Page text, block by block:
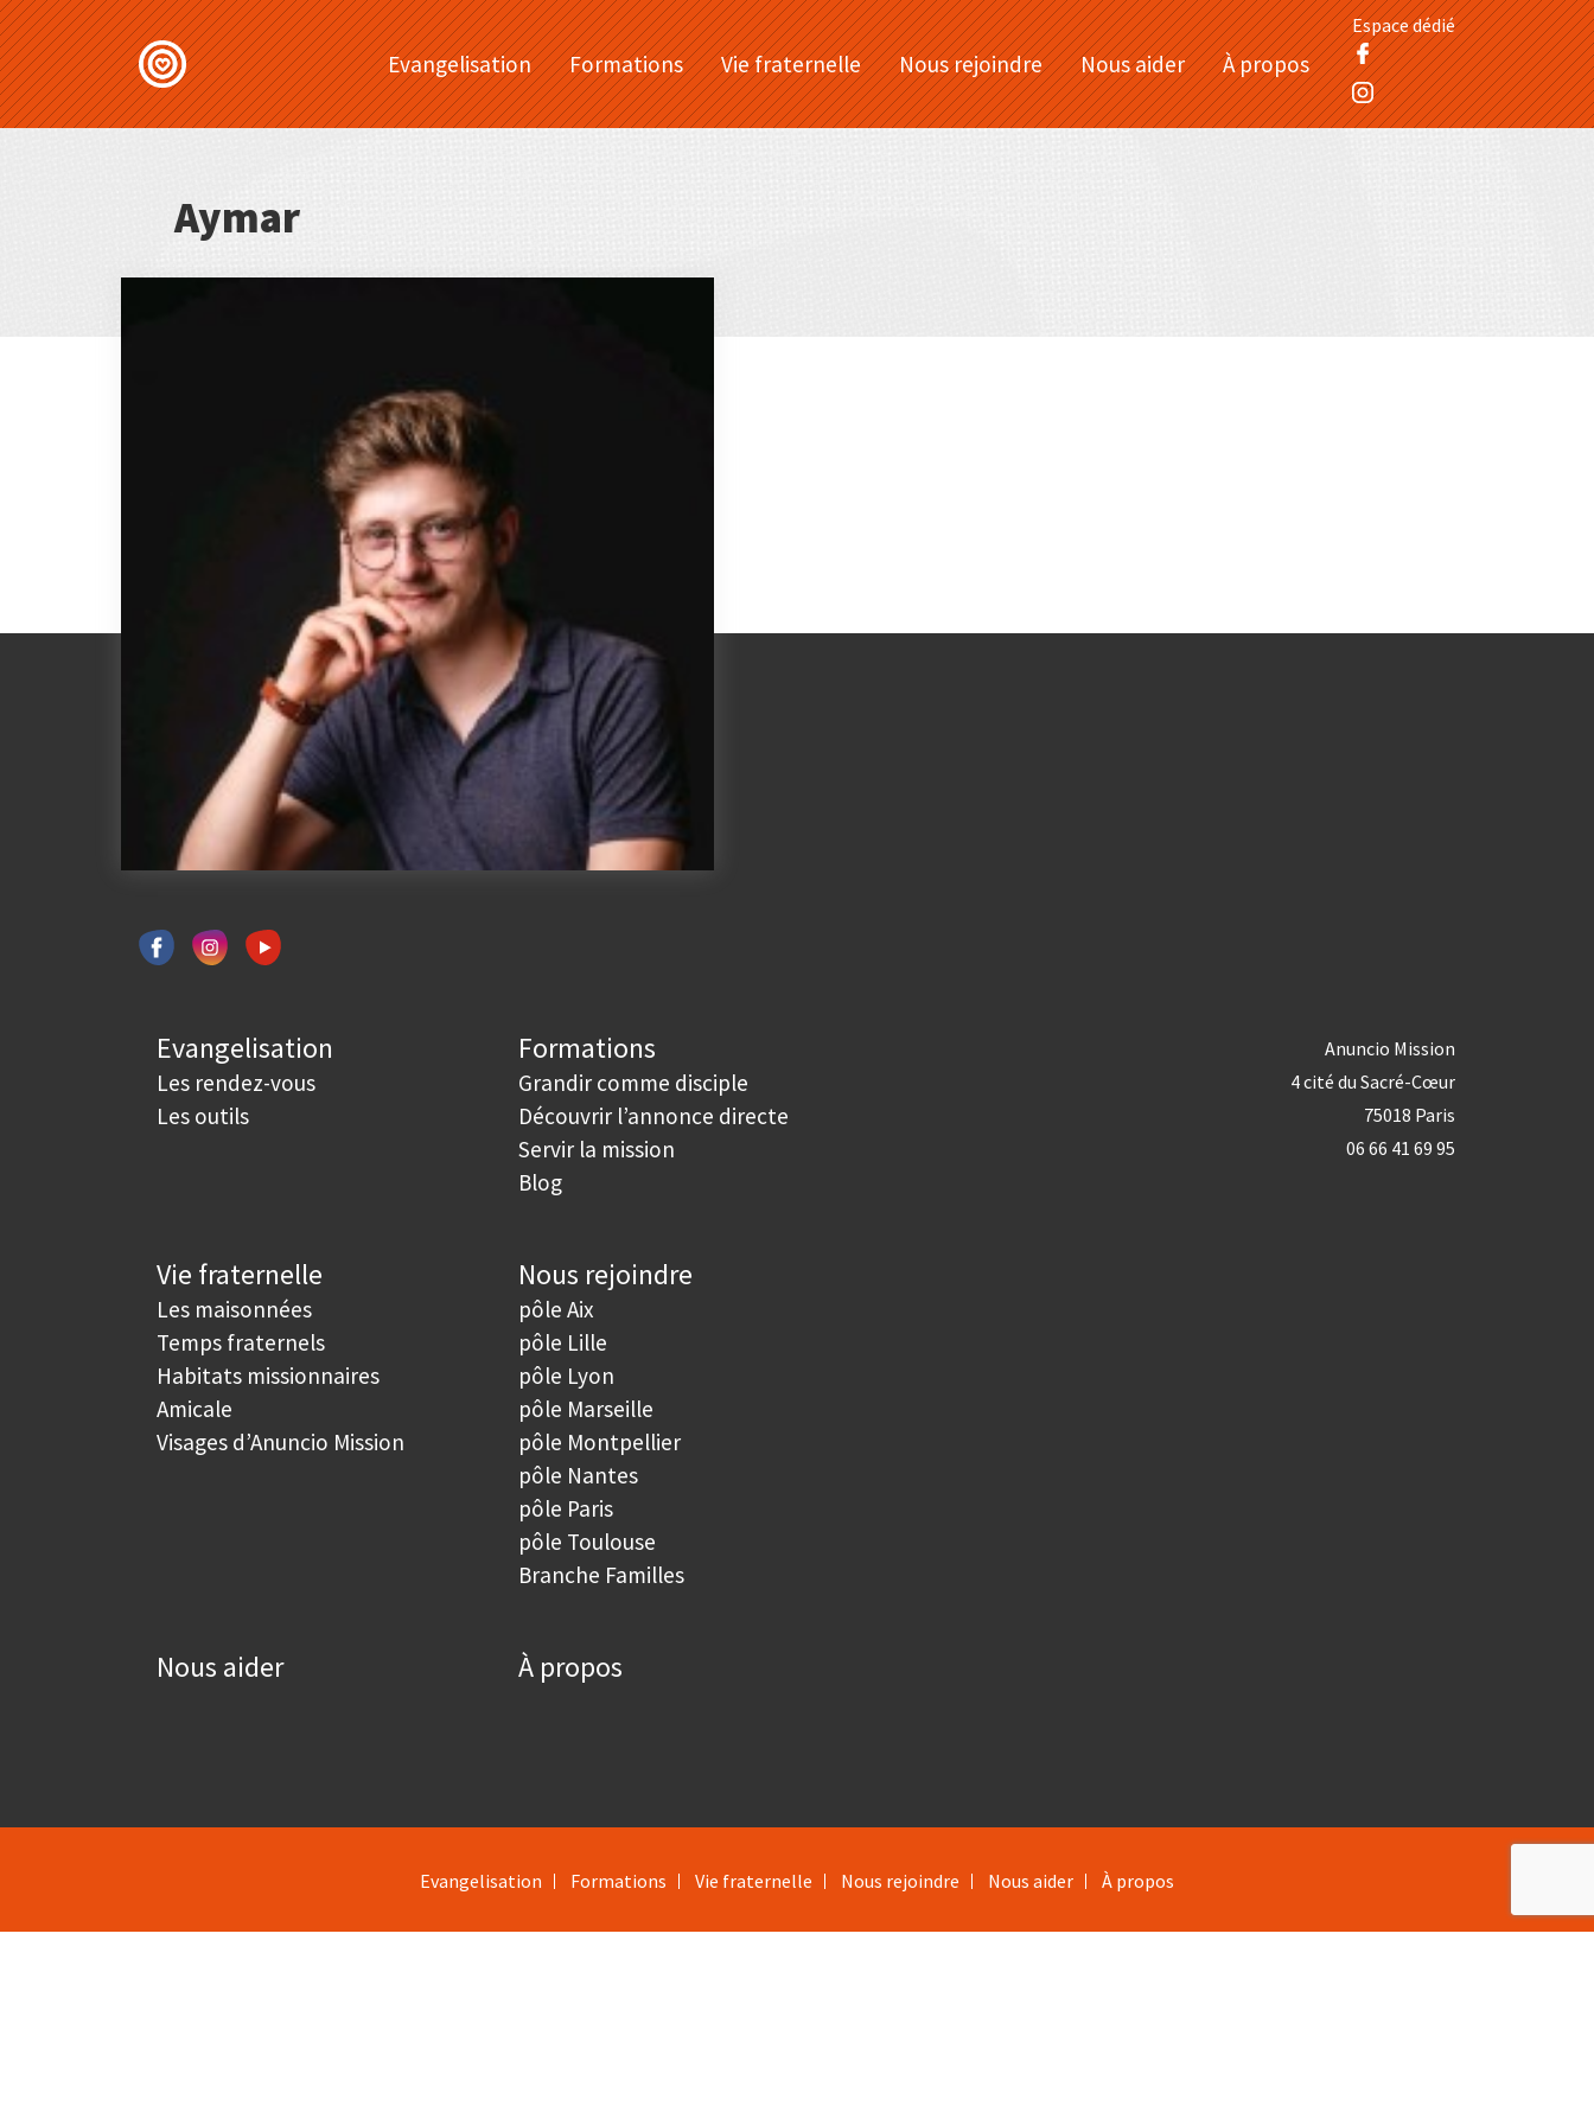
Evangelisation Formations Vie fraternelle Nous rejoindre Nous aider À propos
Espace dédié
Aymar
Evangelisation
Les rendez-vous
Les outils
Formations
Grandir comme disciple
Découvrir l’annonce directe
Servir la mission
Blog
Vie fraternelle
Les maisonnées
Temps fraternels
Habitats missionnaires
Amicale
Visages d’Anuncio Mission
Nous rejoindre
pôle Aix
pôle Lille
pôle Lyon
pôle Marseille
pôle Montpellier
pôle Nantes
pôle Paris
pôle Toulouse
Branche Familles
Nous aider À propos
Anuncio Mission
4 cité du Sacré-Cœur
75018 Paris
06 66 41 69 95
Evangelisation Formations Vie fraternelle Nous rejoindre Nous aider À propos